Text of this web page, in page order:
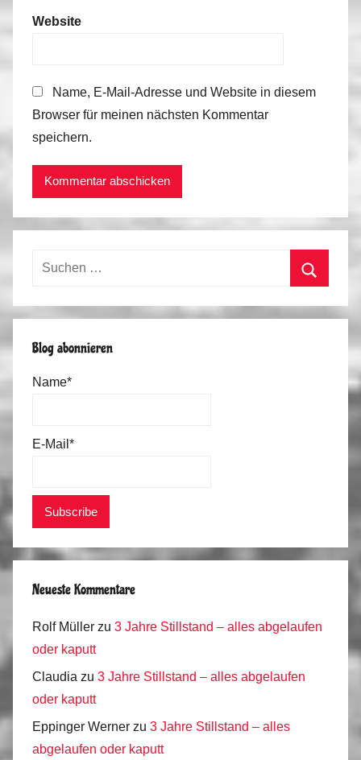
Website
Name, E-Mail-Adresse und Website in diesem
Browser für meinen nächsten Kommentar
speichern.
Suchen
Blog abonnieren
Name*
E-Mail*
Neueste Kommentare
Rolf Müller zu 3 Jahre Stillstand – alles abgelaufen
oder kaputt
Claudia zu 3 Jahre Stillstand – alles abgelaufen
oder kaputt
Eppinger Werner zu 3 Jahre Stillstand – alles
abgelaufen oder kaputt